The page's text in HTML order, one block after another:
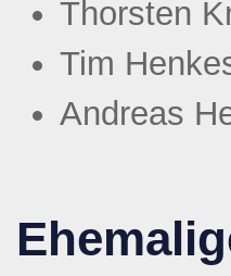
Thorsten
Tim
Andreas